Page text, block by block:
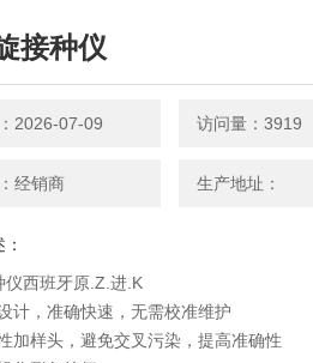
接种仪
2026-07-09 访问量：3919
经销商 生产地址：
仪西班牙原.Z.进.K
计，准确快速，无需校准维护
加样头，避免交叉污染，提高准确性